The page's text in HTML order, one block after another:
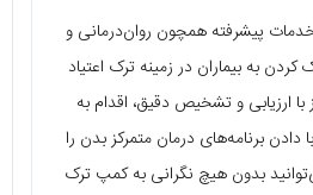
پیشرفته همچون روان‌درمانی و
به بیماران در زمینه ترک اعتیاد
ارزیابی و تشخیص دقیق، اقدام به
برنامه‌های درمان متمرکز بدن را
بدون هیچ نگرانی به کمپ ترک